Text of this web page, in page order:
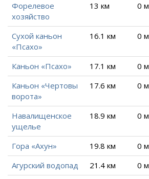
Форелевое
хозяйство
13 км 0 м
Сухой каньон
«Псахо»
16.1 км 0 м
Каньон «Псахо» 17.1 км 0 м
Каньон «Чертовы
ворота»
17.6 км 0 м
Навалищенское
ущелье
18.9 км 0 м
Гора «Ахун» 19.8 км 0 м
Агурский водопад
21.4 км 0 м